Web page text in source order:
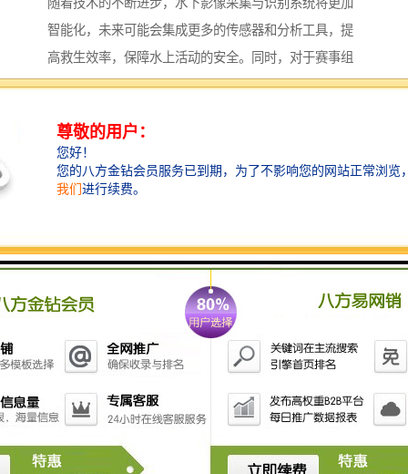
随着技术的不断进步，水下影像采集与识别系统将更加
智能化，未来可能会集成更多的传感器和分析工具，提
高救生效率，保障水上活动的安全。同时，对于赛事组
织方来说，建立完善的安全保障体系也将有助于提升活
水下影像采集识别救生系统智能化的功能可以涵盖多个
方面，主要包括以下几个功能：
1. **水下影像采集**：
集，能够在不同水域条件下获取清晰的视频和图像数
2. **目标识别**：
- 利用计算机视觉技术，系统可以自动识别水下目标，
例如落水人员、障碍物、海洋生物等，并进行分类和定
3. **实时监控与警报**：
- 实时监控水下环境，一旦识别到异常情况（如有人落
水），立即发出警报，通知救援人员。